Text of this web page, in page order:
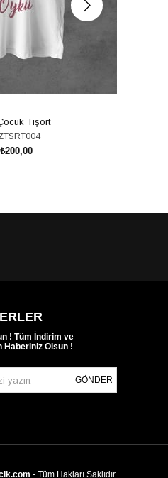
Tişort
₺200,00
! Tüm İndirim ve
Haberiniz Olsun !
GÖNDER
- Tüm Hakları Saklıdır.